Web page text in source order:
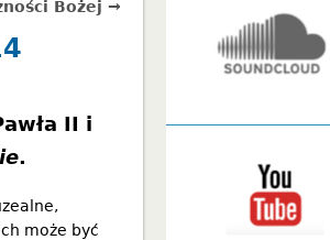
Bożej →
II i
.
może być